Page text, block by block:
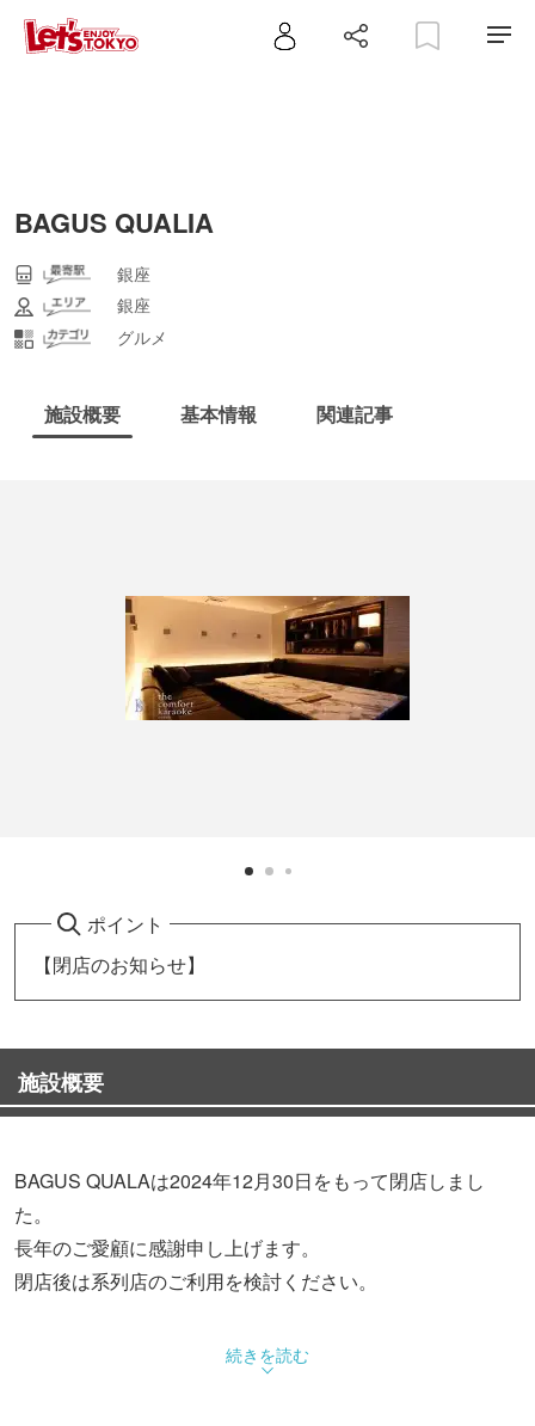
BAGUS QUALIA
銀座
銀座
グルメ
施設概要 基本情報 関連記事
ポイント
【閉店のお知らせ】
施設概要
BAGUS QUALAは2024年12月30日をもって閉店しまし
た。
長年のご愛顧に感謝申し上げます。
閉店後は系列店のご利用を検討ください。
続きを読む